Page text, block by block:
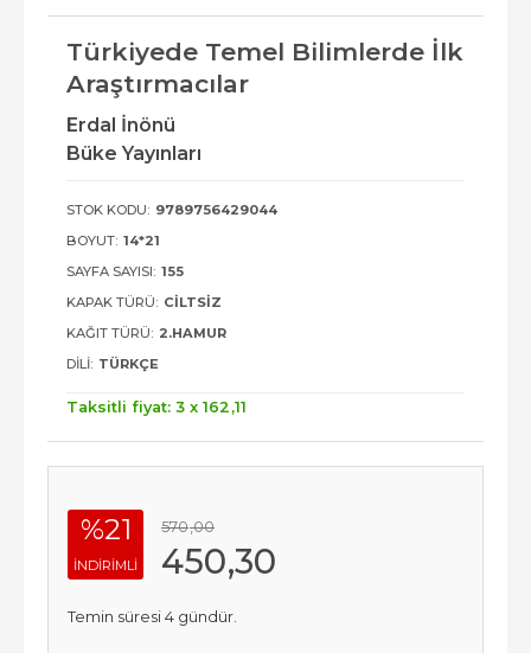
Türkiyede Temel Bilimlerde İlk
Araştırmacılar
Erdal İnönü
Büke Yayınları
STOK KODU: 9789756429044
BOYUT: 14*21
SAYFA SAYISI: 155
KAPAK TÜRÜ: CILTSIZ
KAĞIT TÜRÜ: 2.HAMUR
DILI: TÜRKÇE
Taksitli fiyat: 3 x 162 ,11
%21
INDIRIMLI
570,00
450,30
Temin süresi 4 gündür.